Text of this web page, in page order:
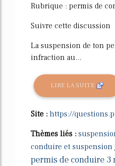
Rubrique : permis de
Suivre cette discussion
La suspension de ton
infraction au...
LIRE LA SUITE
Site : https://
Thèmes liés :
conduire et
permis de conduire 3